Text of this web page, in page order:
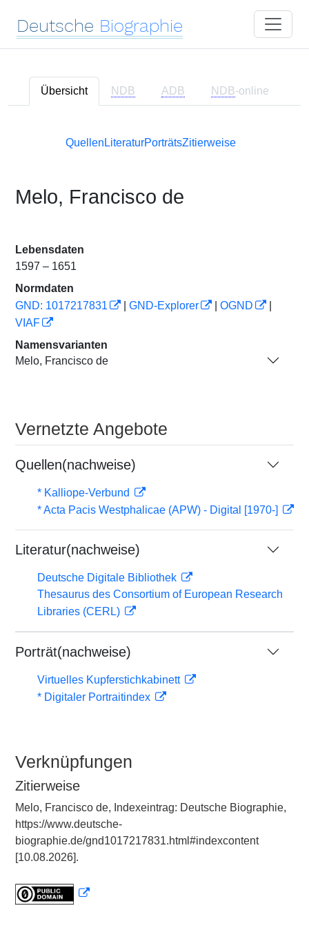
Deutsche Biographie
Übersicht NDB ADB NDB-online
Quellen LiteraturPorträtsZitierweise
Melo, Francisco de
Lebensdaten
1597 – 1651
Normdaten
GND: 1017217831
GND-Explorer OGND
VIAF
Namensvarianten
Melo, Francisco de
Vernetzte Angebote
Quellen(nachweise)
* Kalliope-Verbund
* Acta Pacis Westphalicae (APW) - Digital [1970-]
Literatur(nachweise)
Deutsche Digitale Bibliothek
Thesaurus des Consortium of European Research
Libraries (CERL)
Porträt(nachweise)
Virtuelles Kupferstichkabinett
* Digitaler Portraitindex
Verknüpfungen
Zitierweise
Melo, Francisco de, Indexeintrag: Deutsche Biographie,
https://www.deutsche-
biographie.de/gnd1017217831.html#indexcontent
[10.08.2026].